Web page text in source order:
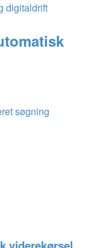
digitaldrift
søgning